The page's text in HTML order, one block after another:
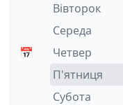
📅
Вівторок
Середа
Четвер
П'ятниця
Субота